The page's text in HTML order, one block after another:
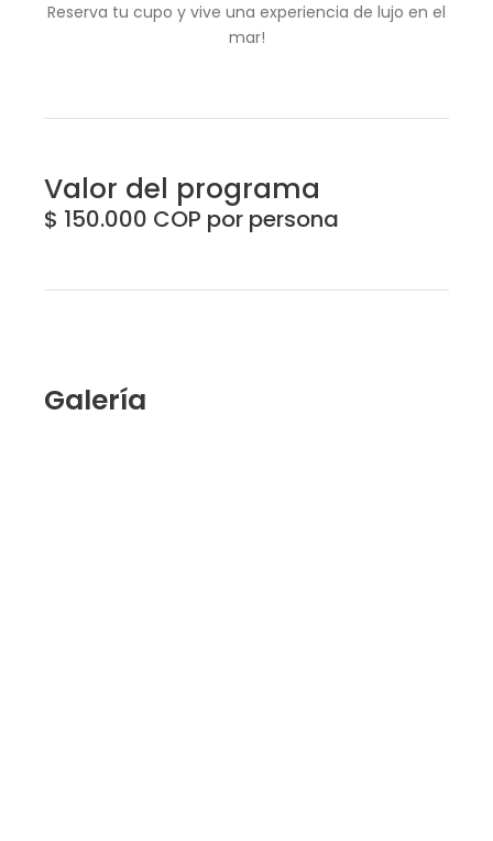
Reserva tu cupo y vive una experiencia de lujo en el
mar!
Valor del programa
$ 150.000 COP por persona
Galería